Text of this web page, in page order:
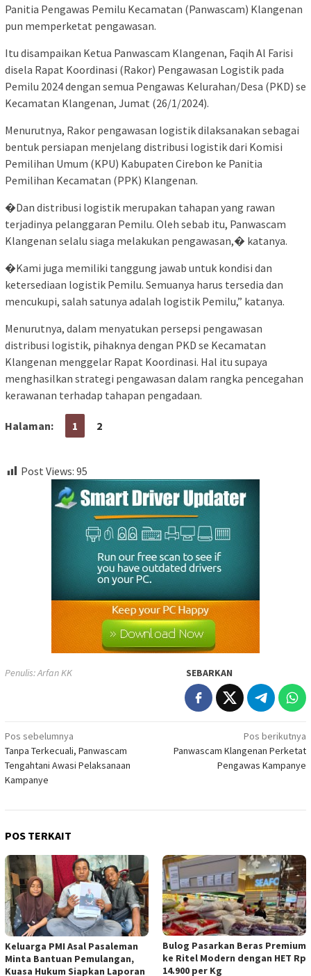
Panitia Pengawas Pemilu Kecamatan (Panwascam) Klangenan
pun memperketat pengawasan.
Itu disampaikan Ketua Panwascam Klangenan, Faqih Al Farisi
disela Rapat Koordinasi (Rakor) Pengawasan Logistik pada
Pemilu 2024 dengan semua Pengawas Kelurahan/Desa (PKD) se
Kecamatan Klangenan, Jumat (26/1/2024).
Menurutnya, Rakor pengawasan logistik dilaksanakan sebagai
bentuk persiapan menjelang distribusi logistik dari Komisi
Pemilihan Umum (KPU) Kabupaten Cirebon ke Panitia
Pemilihan Kecamatan (PPK) Klangenan.
�Dan distribusi logistik merupakan tahapan yang rawan
terjadinya pelanggaran Pemilu. Oleh sebab itu, Panwascam
Klangenan selalu siaga melakukan pengawasan,� katanya.
�Kami juga memiliki tanggung jawab untuk kondisi dan
ketersediaan logistik Pemilu. Semuanya harus tersedia dan
mencukupi, salah satunya adalah logistik Pemilu,” katanya.
Menurutnya, dalam menyatukan persepsi pengawasan
distribusi logistik, pihaknya dengan PKD se Kecamatan
Klangenan menggelar Rapat Koordinasi. Hal itu supaya
menghasilkan strategi pengawasan dalam rangka pencegahan
kerawanan terhadap tahapan pengadaan.
Halaman: 1 2
Post Views: 95
Penulis: Arfan KK SEBARKAN
Navigasi
pos
Pos sebelumnya
Tanpa Terkecuali, Panwascam
Tengahtani Awasi Pelaksanaan
Kampanye
Pos berikutnya
Panwascam Klangenan Perketat
Pengawas Kampanye
POS TERKAIT
Keluarga PMI Asal Pasaleman
Minta Bantuan Pemulangan,
Kuasa Hukum Siapkan Laporan
Bulog Pasarkan Beras Premium
ke Ritel Modern dengan HET Rp
14.900 per Kg